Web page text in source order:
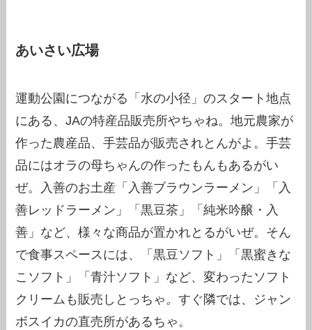
あいさい広場
運動公園につながる「水の小径」のスタート地点
にある、JAの特産品販売所やちゃね。地元農家が
作った農産品、手芸品が販売されとんがよ。手芸
品にはオラの母ちゃんの作ったもんもあるがい
ぜ。入善のお土産「入善ブラウンラーメン」「入
善レッドラーメン」「黒豆茶」「純米吟醸・入
善」など、様々な商品が置かれとるがいぜ。そん
で食事スペースには、「黒豆ソフト」「黒蜜きな
こソフト」「青汁ソフト」など、変わったソフト
クリームも販売しとっちゃ。すぐ隣では、ジャン
ボスイカの直売所があるちゃ。